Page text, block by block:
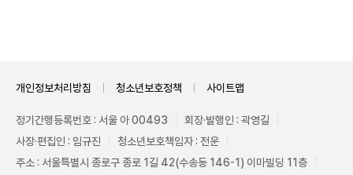
개인정보처리방침 청소년보호정책 사이트맵
정기간행등록번호 : 서울 아 00493
회장·발행인 : 곽영길
사장·편집인 : 임규진
청소년보호책임자 : 전운
주소 : 서울특별시 종로구 종로 1길 42(수송동 146-1) 이마빌딩 11층